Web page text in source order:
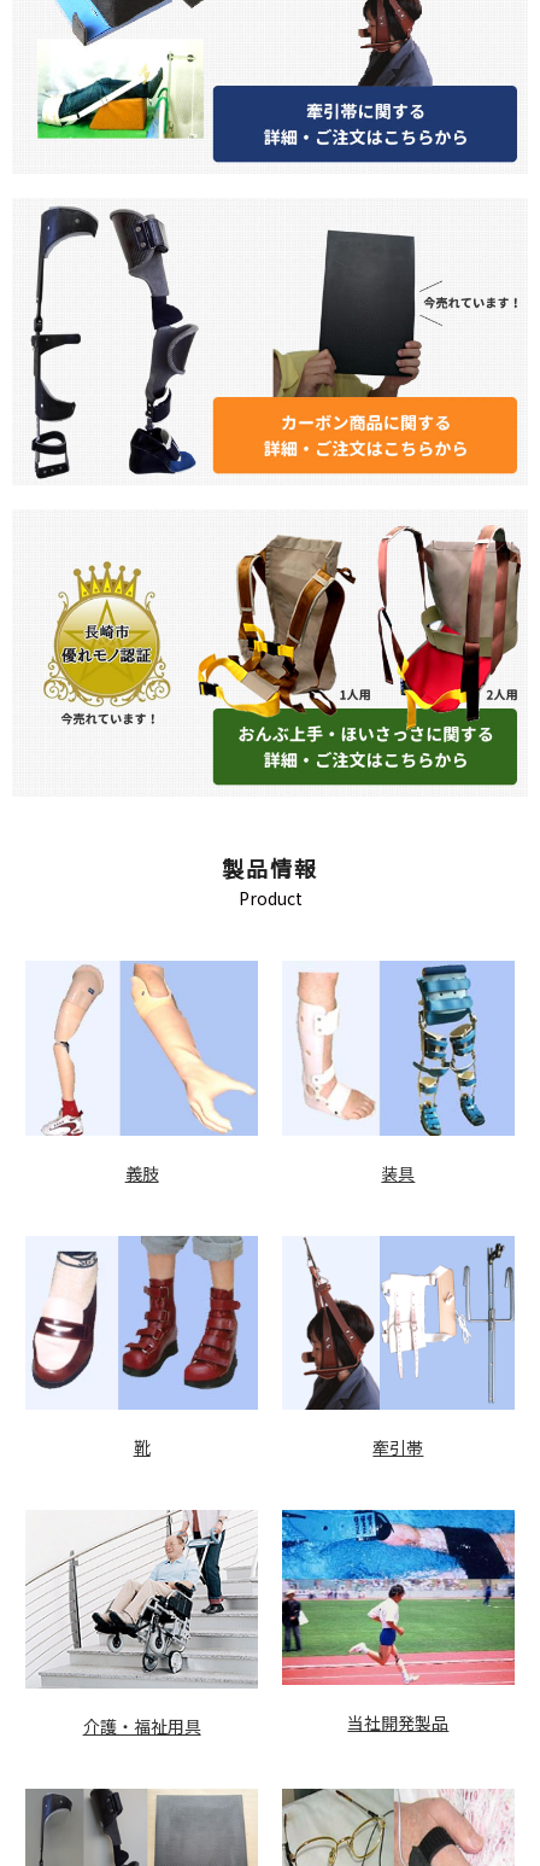
製品情報
Product
義肢 装具
靴 牽引帯
介護・福祉用具 当社開発製品